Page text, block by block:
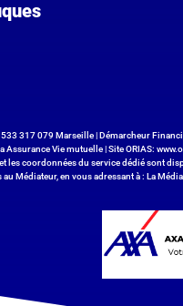
317 079 Marseille | Démarcheur
Assurance Vie mutuelle | Site ORIAS:
les coordonnées du service dédié sont
Médiateur, en vous adressant à : La